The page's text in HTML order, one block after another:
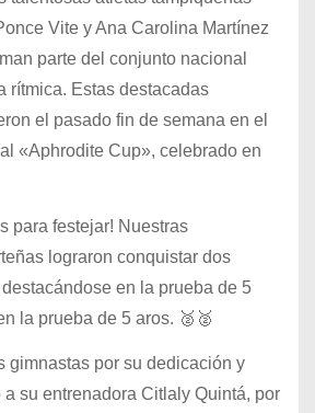
Vite y Ana Carolina Martínez
parte del conjunto nacional
rítmica. Estas destacadas
el pasado fin de semana en el
«Aphrodite Cup», celebrado en
para festejar! Nuestras
lograron conquistar dos
en la prueba de 5
la prueba de 5 aros. 🥈🥈
gimnastas por su dedicación y
su entrenadora Citlaly Quintá, por